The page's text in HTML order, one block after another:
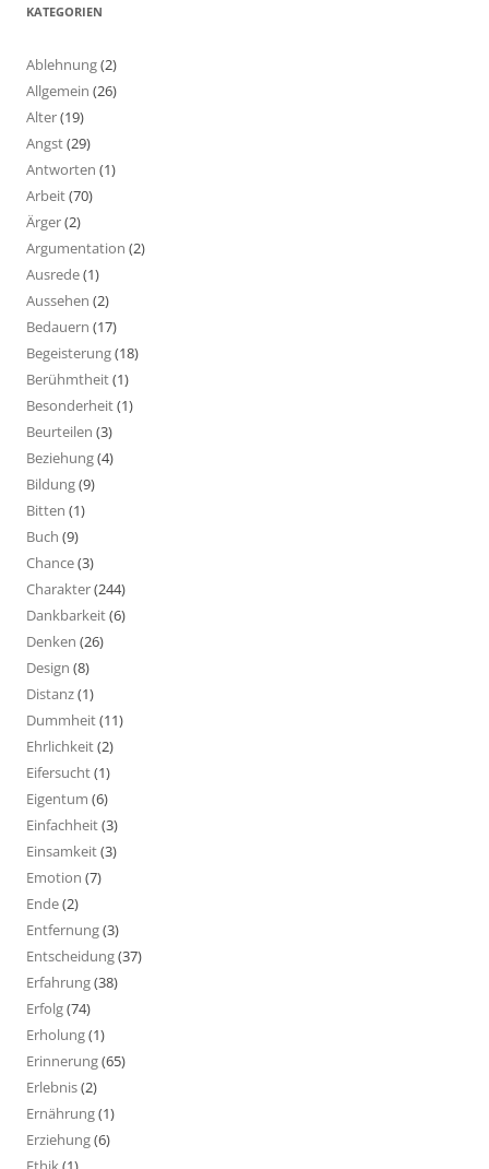
KATEGORIEN
Ablehnung(2)
Allgemein (26)
Alter(19)
Angst(29)
Antworten (1)
Arbeit(70)
Ärger(2)
Argumentation (2)
Ausrede(1)
Aussehen (2)
Bedauern (17)
Begeisterung(18)
Berühmtheit(1)
Besonderheit(1)
Beurteilen (3)
Beziehung(4)
Bildung(9)
Bitten (1)
Buch (9)
Chance(3)
Charakter(244)
Dankbarkeit(6)
Denken (26)
Design (8)
Distanz(1)
Dummheit(11)
Ehrlichkeit(2)
Eifersucht(1)
Eigentum (6)
Einfachheit(3)
Einsamkeit(3)
Emotion (7)
Ende(2)
Entfernung(3)
Entscheidung(37)
Erfahrung(38)
Erfolg(74)
Erholung(1)
Erinnerung(65)
Erlebnis(2)
Ernährung(1)
Erziehung(6)